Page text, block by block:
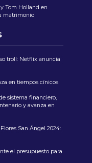
Tom Holland en
matrimonio
troll: Netflix anuncia
en tiempos cínicos
sistema financiero,
y avanza en
San Ángel 2024:
el presupuesto para